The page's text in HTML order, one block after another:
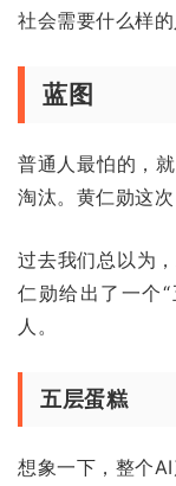
社会需要什么样的
蓝图
普通人最怕的，
淘汰。黄仁勋这
过去我们总以为
仁勋给出了一个
人。
五层蛋糕
想象一下，整个AI